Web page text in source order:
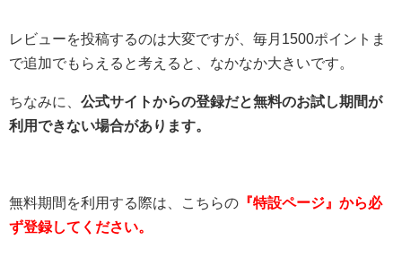
レビューを投稿するのは大変ですが、毎月1500ポイントま
で追加でもらえると考えると、なかなか大きいです。
ちなみに、 公式サイトからの登録だと無料のお試し期間が
利用できない場合があります。
無料期間を利用する際は、こちらの 『特設ページ』から必
ず登録してください。